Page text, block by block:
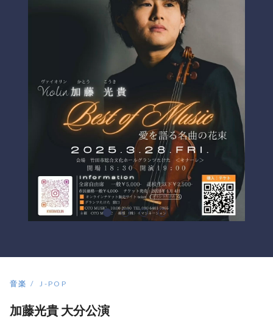
音楽 J-POP
加藤光貴 大分公演